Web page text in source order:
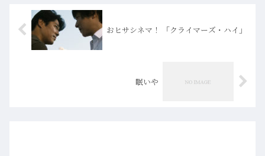
おヒサシネマ！ 「クライマーズ・ハイ」
眠いや